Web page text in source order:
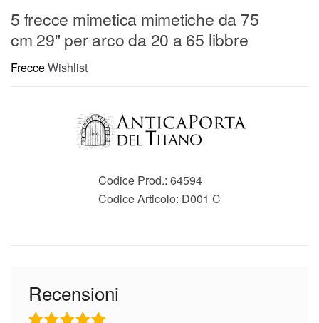
5 frecce mimetica mimetiche da 75
cm 29" per arco da 20 a 65 libbre
FrecceWishlist
Codice Prod.: 64594
Codice Articolo: D001 C
Recensioni